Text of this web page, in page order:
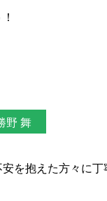
野 舞
を抱えた方々に